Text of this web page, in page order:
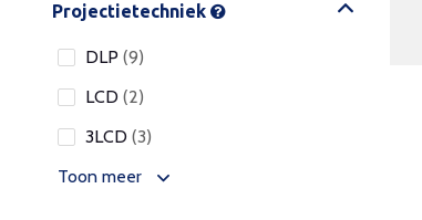
Projectietechniek
DLP (9)
LCD (2)
3LCD (3)
Toon meer